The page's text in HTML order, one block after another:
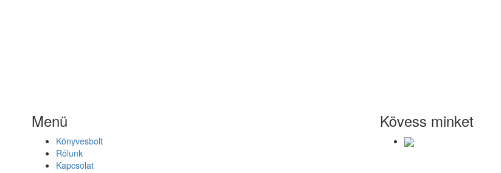
Menü
Könyvesbolt
Rólunk
Kapcsolat
Kövess minket